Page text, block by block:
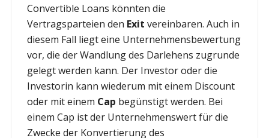
Convertible Loans könnten die
Vertragsparteien den Exit vereinbaren. Auch in
diesem Fall liegt eine Unternehmensbewertung
vor, die der Wandlung des Darlehens zugrunde
gelegt werden kann. Der Investor oder die
Investorin kann wiederum mit einem Discount
oder mit einem Cap begünstigt werden. Bei
einem Cap ist der Unternehmenswert für die
Zwecke der Konvertierung des